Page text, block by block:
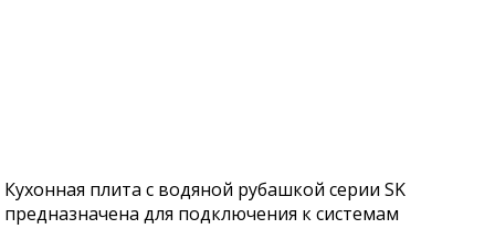
Кухонная плита с водяной рубашкой серии SK
предназначена для подключения к системам